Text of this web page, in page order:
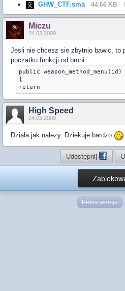
GHW_CTF.sma
44,66 KB
Miczu
24.03.2009
Jesli nie chcesz sie zbytnio bawic, to
poczatku funkcji od broni:
public weapon_method_menu(id)
{
return
High Speed
24.03.2009
Dziala jak nalezy. Dziekuje bardzo
Udostępnij
Pełna wersja